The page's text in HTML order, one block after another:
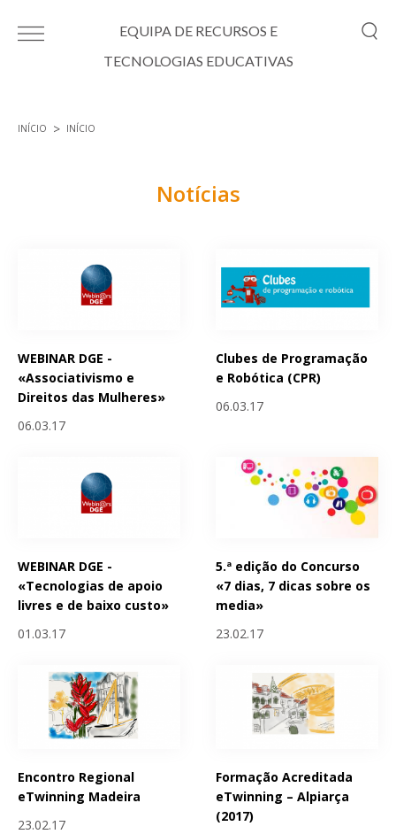
EQUIPA DE RECURSOS E
TECNOLOGIAS EDUCATIVAS
INÍCIO INÍCIO
Notícias
WEBINAR DGE -
«Associativismo e
Direitos das Mulheres»
06.03.17
Clubes de Programação
e Robótica (CPR)
06.03.17
WEBINAR DGE -
«Tecnologias de apoio
livres e de baixo custo»
01.03.17
5.ª edição do Concurso
«7 dias, 7 dicas sobre os
media»
23.02.17
Encontro Regional
eTwinning Madeira
23.02.17
Formação Acreditada
eTwinning – Alpiarça
(2017)
Páginas